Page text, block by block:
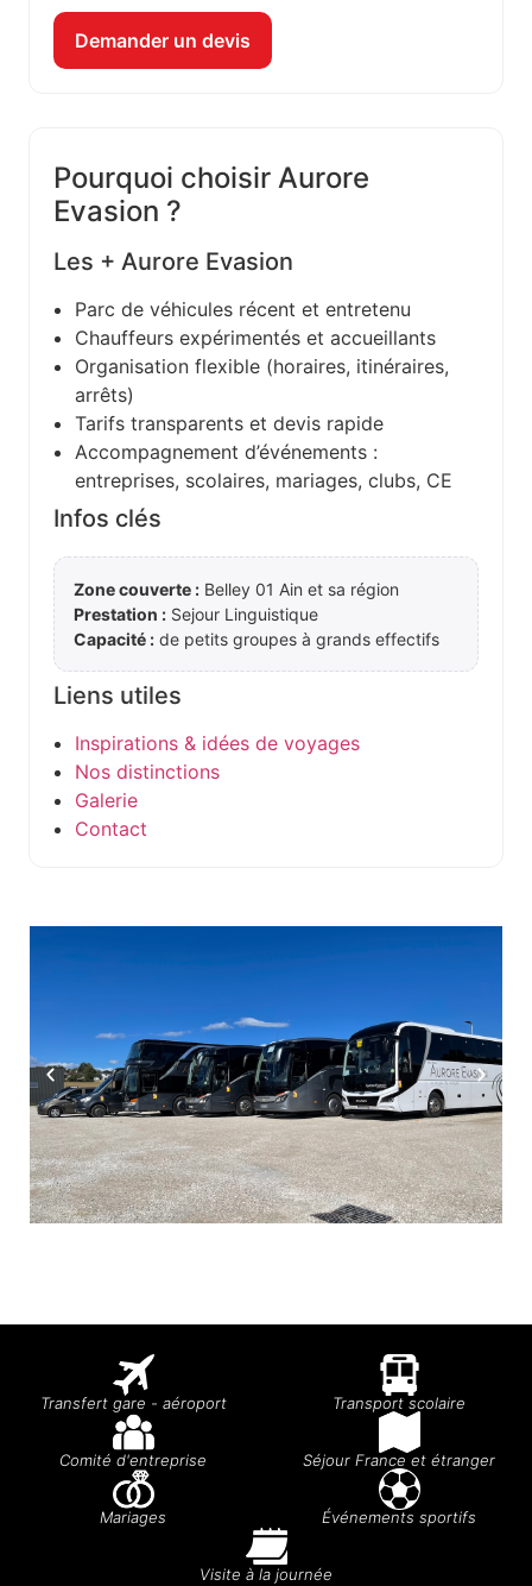
Demander un devis
Pourquoi choisir Aurore
Evasion ?
Les + Aurore Evasion
Parc de véhicules récent et entretenu
Chauffeurs expérimentés et accueillants
Organisation flexible (horaires, itinéraires,
arrêts)
Tarifs transparents et devis rapide
Accompagnement d’événements :
entreprises, scolaires, mariages, clubs, CE
Infos clés
Zone couverte : Belley 01 Ain et sa région
Prestation : Sejour Linguistique
Capacité : de petits groupes à grands effectifs
Liens utiles
Inspirations & idées de voyages
Nos distinctions
Galerie
Contact
Transfert gare - aéroport Transport scolaire
Comité d'entreprise Séjour France et étranger
Mariages Événements sportifs
Visite à la journée